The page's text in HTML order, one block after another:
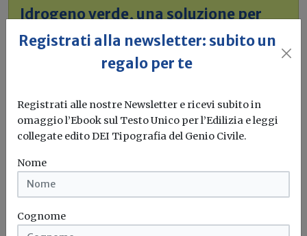
Idrogeno verde, una soluzione per
l'energia del futuro. Ma oggi è ancora
troppo caro
L'obiettivo crescita sostenibile è raggiungibile
momento...Leggi
Bonus elettrodomestici green,
spunta il nuovo contributo per
rendere la casa più efficiente
bonus elettrodomestici, che...
Registrati alla newsletter: subito un
regalo per te
Registrati alle nostre Newsletter e ricevi subito in
omaggio l’Ebook sul Testo Unico per l’Edilizia e leggi
collegate edito DEI Tipografia del Genio Civile.
Nome
Cognome